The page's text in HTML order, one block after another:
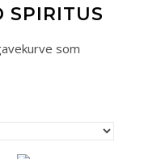
SPIRITUS
som